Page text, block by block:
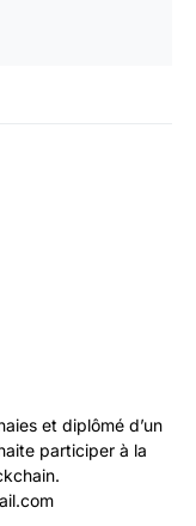
et diplômé d’un
participer à la